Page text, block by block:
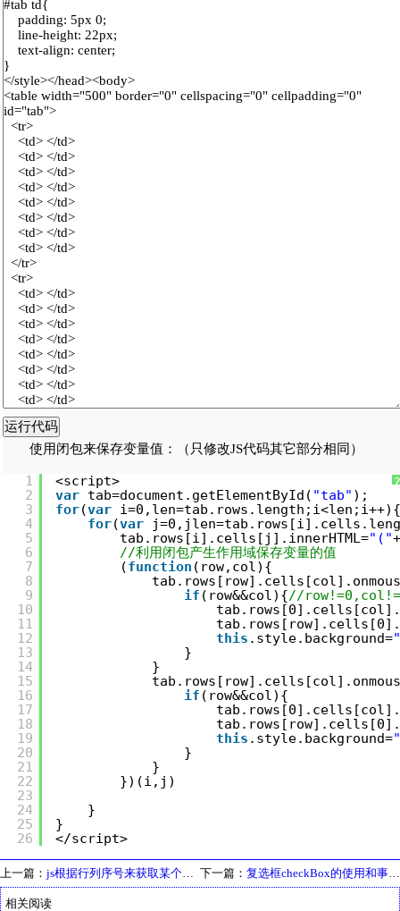
使用闭包来保存变量值：（只修改JS代码其它部分相同）
?
1
2
3
4
5
6
7
8
9
10
11
12
13
14
15
16
17
18
19
20
21
22
23
24
25
26
<script>
var tab=document.getElementById( "tab" );
for(var i=0,len=tab.rows.length;i<len;i++){
for(var
tab.rows[i].cells[j].innerHTML="("
//利用闭包产生作用域保存变量的值
(function (row,col){
if (row&&col){//
this .style.background=
}
}
if (row&&col){
this .style.background=
}
}
})(i,j)
}
}
</script>
上一篇： js根据行列序号来获取某个单元格具体值 下一篇： 复选框checkBox的使用和事件监听
相关阅读